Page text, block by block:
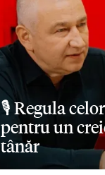
🎙️ Regula
pentru un
tânăr